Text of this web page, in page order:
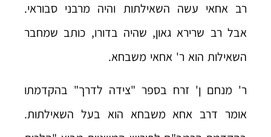
רב אחאי עשה השאילתות והיה מרבני סבוראי.
אבל רב שרירא גאון, שהיה בדורו, כותב שמחבר
השאילות הוא ר' אחאי משבחא.
ר' מנחם ן' זרח בספר "צידה לדרך" בהקדמתו
אומר דרב אחא משבחא הוא בעל השאילתות.